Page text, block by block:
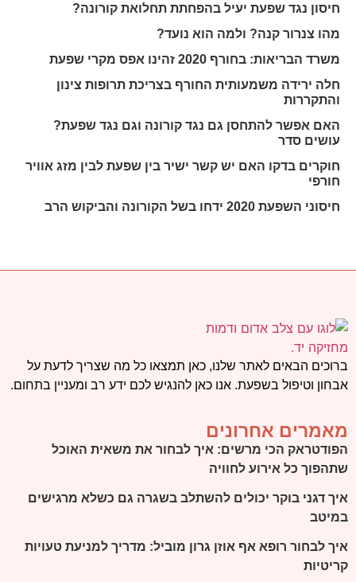
חיסון נגד שפעת יעיל בהפחתת תחלואת קורונה?
מהו צנרור קנה? ולמה הוא נועד?
משרד הבריאות: בחורף 2020 זהינו אפס מקרי שפעת
חלה ירידה משמעותית החורף בצריכת תרופות צינון
והתקררות
האם אפשר להתחסן גם נגד קורונה וגם נגד שפעת?
עושים סדר
חוקרים בדקו האם יש קשר ישיר בין שפעת לבין מזג אוויר
חורפי
חיסוני השפעת 2020 ידחו בשל הקורונה והביקוש הרב
ברוכים הבאים לאתר שלנו, כאן תמצאו כל מה שצריך לדעת על
אבחון וטיפול בשפעת. אנו כאן להנגיש לכם ידע רב ומעניין בתחום.
מאמרים אחרונים
הפודטראק הכי מרשים: איך לבחור את משאית האוכל
שתהפוך כל אירוע לחוויה
איך דגני בוקר יכולים להשתלב בשגרה גם כשלא מרגישים
במיטב
איך לבחור רופא אף אוזן גרון מוביל: מדריך למניעת טעויות
קריטיות